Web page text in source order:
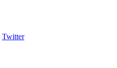
Twitter